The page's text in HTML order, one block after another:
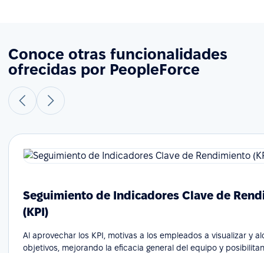
Conoce otras funcionalidades
ofrecidas por PeopleForce
Seguimiento de Indicadores Clave de
(KPI)
Al aprovechar los KPI, motivas a los empleados a visualizar y
objetivos, mejorando la eficacia general del equipo y